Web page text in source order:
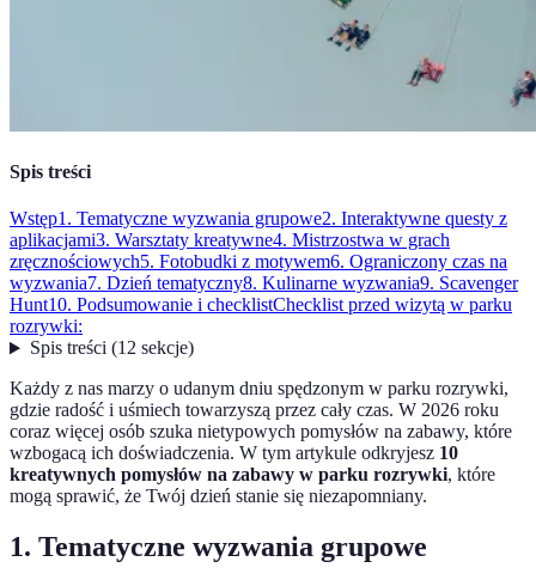
Spis treści
Wstęp1. Tematyczne wyzwania grupowe2. Interaktywne questy z
aplikacjami3. Warsztaty kreatywne4. Mistrzostwa w grach
zręcznościowych5. Fotobudki z motywem6. Ograniczony czas na
wyzwania7. Dzień tematyczny8. Kulinarne wyzwania9. Scavenger
Hunt10. Podsumowanie i checklistChecklist przed wizytą w parku
rozrywki:
Spis treści(12 sekcje)
Każdy z nas marzy o udanym dniu spędzonym w parku rozrywki,
gdzie radość i uśmiech towarzyszą przez cały czas. W 2026 roku
coraz więcej osób szuka nietypowych pomysłów na zabawy, które
wzbogacą ich doświadczenia. W tym artykule odkryjesz 10
kreatywnych pomysłów na zabawy w parku rozrywki, które
mogą sprawić, że Twój dzień stanie się niezapomniany.
1. Tematyczne wyzwania grupowe